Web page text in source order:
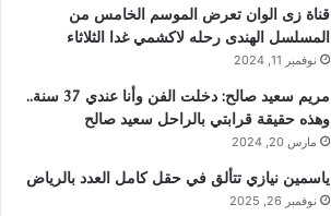
قناة زى الوان تعرض الموسم الخامس من
المسلسل الهندى رحله لاكشمي غدا الثلاثاء
نوفمبر 11, 2024
مريم سعيد صالح: دخلت الفن وأنا عندي 37 سنة..
وهذه حقيقة قرابتي بالراحل سعيد صالح
مارس 20, 2024
ياسمين نيازي تتألق في حقل كامل العدد بالرياض
نوفمبر 26, 2025